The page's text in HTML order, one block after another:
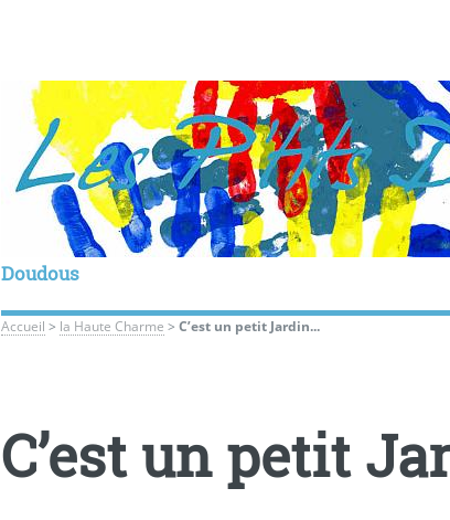
Doudous
Accueil > la Haute Charme >C’est un petit Jardin...
C’est un petit